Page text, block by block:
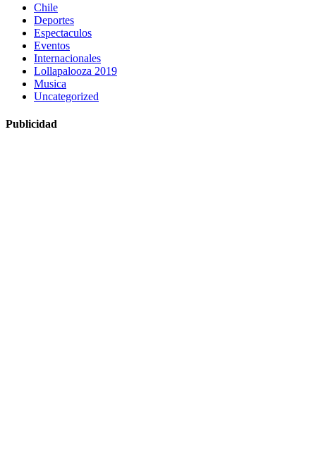
Chile
Deportes
Espectaculos
Eventos
Internacionales
Lollapalooza 2019
Musica
Uncategorized
Publicidad